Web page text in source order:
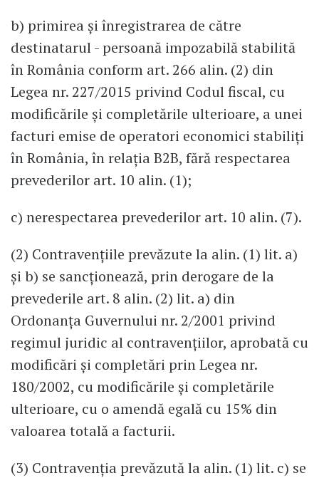
b) primirea și înregistrarea de către
destinatarul - persoană impozabilă stabilită
în România conform art. 266 alin. (2) din
Legea nr. 227/2015 privind Codul fiscal, cu
modificările și completările ulterioare, a unei
facturi emise de operatori economici stabiliți
în România, în relația B2B, fără respectarea
prevederilor art. 10 alin. (1);
c) nerespectarea prevederilor art. 10 alin. (7).
(2) Contravențiile prevăzute la alin. (1) lit. a)
și b) se sancționează, prin derogare de la
prevederile art. 8 alin. (2) lit. a) din
Ordonanța Guvernului nr. 2/2001 privind
regimul juridic al contravențiilor, aprobată cu
modificări și completări prin Legea nr.
180/2002, cu modificările și completările
ulterioare, cu o amendă egală cu 15% din
valoarea totală a facturii.
(3) Contravenția prevăzută la alin. (1) lit. c) se